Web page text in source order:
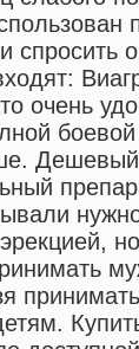
спросить
очень
Дешевый